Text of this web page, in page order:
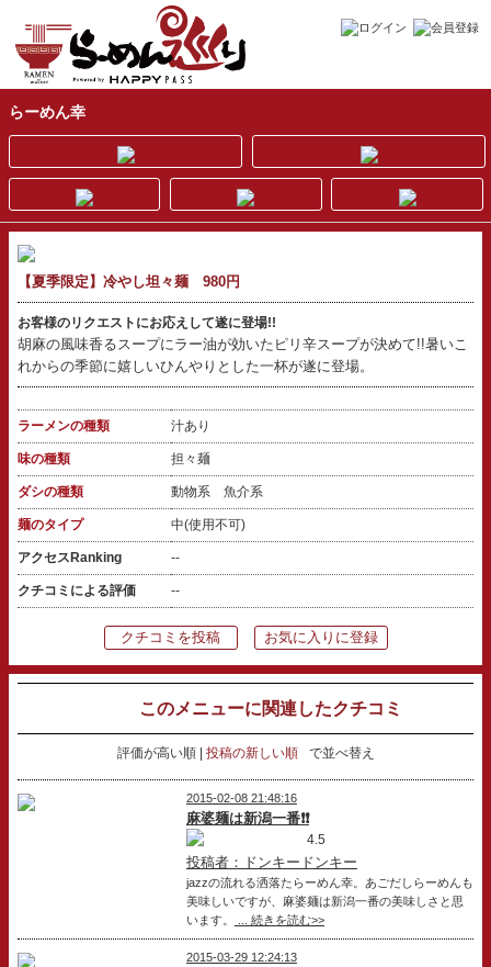
らーめん幸
【夏季限定】冷やし坦々麺 980円
お客様のリクエストにお応えして遂に登場!!
胡麻の風味香るスープにラー油が効いたピリ辛スープが決めて!!暑いこ
れからの季節に嬉しいひんやりとした一杯が遂に登場。
ラーメンの種類 汁あり
味の種類 担々麺
ダシの種類 動物系 魚介系
麺のタイプ 中(使用不可)
アクセスRanking --
クチコミによる評価 --
クチコミを投稿 お気に入りに登録
このメニューに関連したクチコミ
評価が高い順 投稿の新しい順 で並べ替え
2015-02-08 21:48:16
麻婆麺は新潟一番❗❗
4.5
投稿者：ドンキードンキー
jazzの流れる洒落たらーめん幸。あごだしらーめんも
美味しいですが、麻婆麺は新潟一番の美味しさと思
います。
... 続きを読む>>
2015-03-29 12:24:13